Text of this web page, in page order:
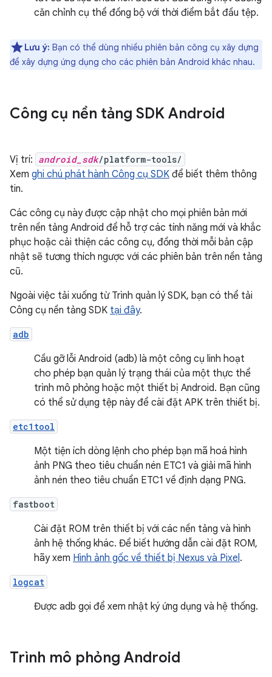
căn chỉnh cụ thể đồng bộ với thời điểm bắt đầu tệp.
Lưu ý: Bạn có thể dùng nhiều phiên bản công cụ xây dựng
để xây dựng ứng dụng cho các phiên bản Android khác nhau.
Công cụ nền tảng SDK Android
Vị trí: android_sdk/platform-tools/
Xem ghi chú phát hành Công cụ SDK để biết thêm thông
tin.
Các công cụ này được cập nhật cho mọi phiên bản mới
trên nền tảng Android để hỗ trợ các tính năng mới và khắc
phục hoặc cải thiện các công cụ, đồng thời mỗi bản cập
nhật sẽ tương thích ngược với các phiên bản trên nền tảng
cũ.
Ngoài việc tải xuống từ Trình quản lý SDK, bạn có thể tải
Công cụ nền tảng SDK tại đây.
adb
Cầu gỡ lỗi Android (adb) là một công cụ linh hoạt
cho phép bạn quản lý trạng thái của một thực thể
trình mô phỏng hoặc một thiết bị Android. Bạn cũng
có thể sử dụng tệp này để cài đặt APK trên thiết bị.
etc1tool
Một tiện ích dòng lệnh cho phép bạn mã hoá hình
ảnh PNG theo tiêu chuẩn nén ETC1 và giải mã hình
ảnh nén theo tiêu chuẩn ETC1 về định dạng PNG.
fastboot
Cài đặt ROM trên thiết bị với các nền tảng và hình
ảnh hệ thống khác. Để biết hướng dẫn cài đặt ROM,
hãy xem Hình ảnh gốc về thiết bị Nexus và Pixel.
logcat
Được adb gọi để xem nhật ký ứng dụng và hệ thống.
Trình mô phỏng Android